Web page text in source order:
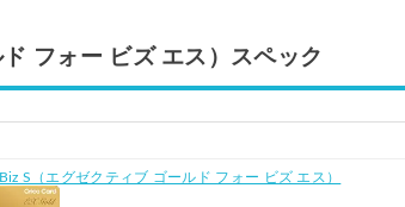
フォー ビズ エス）スペック
S（エグゼクティブ ゴールド フォー ビズ エス）